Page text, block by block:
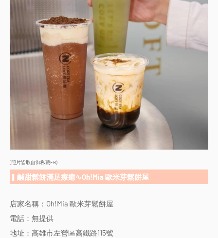
(照片皆取自御私藏FB)
▎鹹甜鬆餅滿足療癒∿Oh!Mia 歐米芽鬆餅屋
店家名稱：Oh!Mia 歐米芽鬆餅屋
電話：無提供
地址：高雄市左營區高鐵路115號